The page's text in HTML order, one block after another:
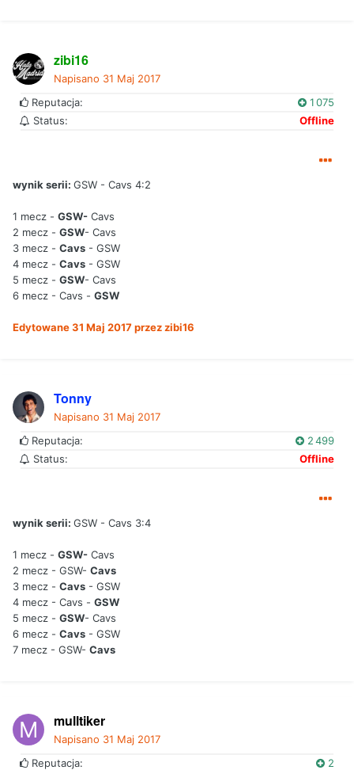
zibi16
Napisano 31 Maj 2017
Reputacja:
1 075
Status:
Offline
wynik serii: GSW - Cavs 4:2
1 mecz - GSW- Cavs
2 mecz - GSW- Cavs
3 mecz - Cavs - GSW
4 mecz - Cavs - GSW
5 mecz - GSW- Cavs
6 mecz - Cavs - GSW
Edytowane31 Maj 2017przez zibi16
Tonny
Napisano 31 Maj 2017
Reputacja:
2 499
Status:
Offline
wynik serii: GSW - Cavs 3:4
1 mecz - GSW- Cavs
2 mecz - GSW- Cavs
3 mecz - Cavs - GSW
4 mecz - Cavs - GSW
5 mecz - GSW- Cavs
6 mecz - Cavs - GSW
7 mecz - GSW- Cavs
mulltiker
Napisano 31 Maj 2017
Reputacja:
2